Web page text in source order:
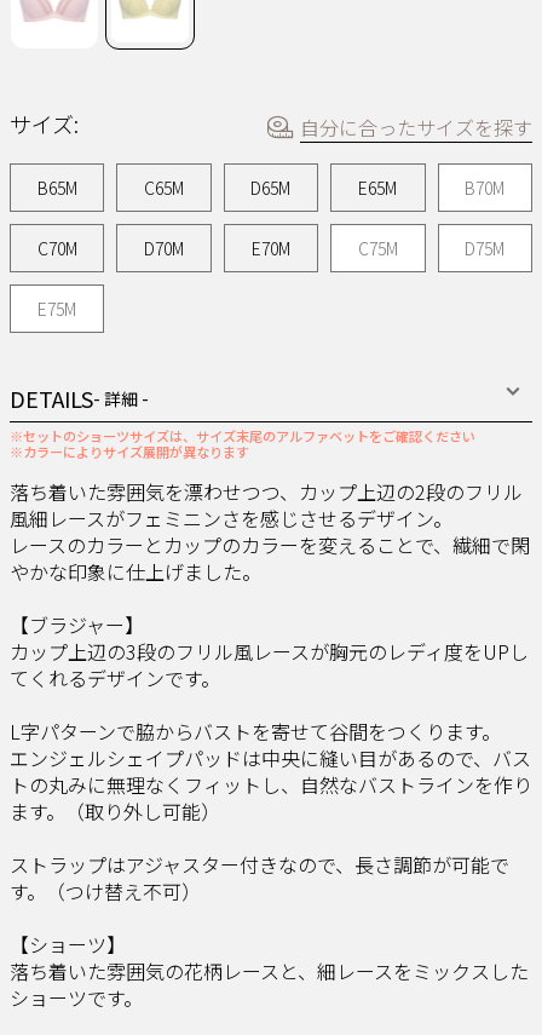
DETAILS- 詳細 -
※セットのショーツサイズは、サイズ末尾のアルファベットをご確認ください
※カラーによりサイズ展開が異なります
落ち着いた雰囲気を漂わせつつ、カップ上辺の2段のフリル
風細レースがフェミニンさを感じさせるデザイン。
レースのカラーとカップのカラーを変えることで、繊細で閑
やかな印象に仕上げました。
【ブラジャー】
カップ上辺の3段のフリル風レースが胸元のレディ度をUPし
てくれるデザインです。
L字パターンで脇からバストを寄せて谷間をつくります。
エンジェルシェイプパッドは中央に縫い目があるので、バス
トの丸みに無理なくフィットし、自然なバストラインを作り
ます。（取り外し可能）
ストラップはアジャスター付きなので、長さ調節が可能で
す。（つけ替え不可）
【ショーツ】
落ち着いた雰囲気の花柄レースと、細レースをミックスした
ショーツです。
サイズ: 自分に合ったサイズを探す
B65M C65M D65M E65M B70M
C70M D70M E70M C75M D75M
E75M